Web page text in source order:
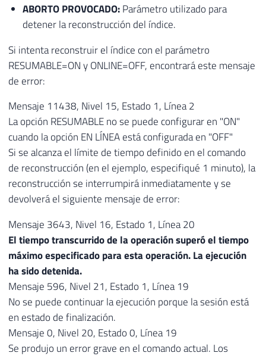
ABORTO PROVOCADO:Parámetro utilizado para
detener la reconstrucción del índice.
Si intenta reconstruir el índice con el parámetro
RESUMABLE=ON y ONLINE=OFF, encontrará este mensaje
de error:
Mensaje 11438, Nivel 15, Estado 1, Línea 2
La opción RESUMABLE no se puede configurar en "ON"
cuando la opción EN LÍNEA está configurada en "OFF"
Si se alcanza el límite de tiempo definido en el comando
de reconstrucción (en el ejemplo, especifiqué 1 minuto), la
reconstrucción se interrumpirá inmediatamente y se
devolverá el siguiente mensaje de error:
Mensaje 3643, Nivel 16, Estado 1, Línea 20
El tiempo transcurrido de la operación superó el tiempo
máximo especificado para esta operación. La ejecución
ha sido detenida.
Mensaje 596, Nivel 21, Estado 1, Línea 19
No se puede continuar la ejecución porque la sesión está
en estado de finalización.
Mensaje 0, Nivel 20, Estado 0, Línea 19
Se produjo un error grave en el comando actual. Los